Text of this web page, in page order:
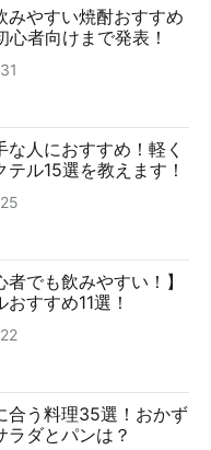
みやすい焼酎おすすめ
心者向けまで発表！
人におすすめ！軽く
ル15選を教えます！
者でも飲みやすい！】
すすめ11選！
合う料理35選！おかず
ラダとパンは？